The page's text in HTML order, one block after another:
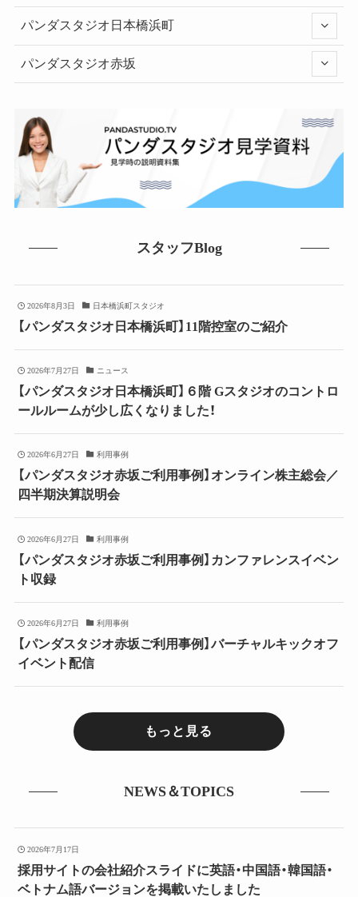
パンダスタジオ日本橋浜町
パンダスタジオ赤坂
スタッフBlog
2026年8月3日 日本橋浜町スタジオ
【パンダスタジオ日本橋浜町】11階控室のご紹介
2026年7月27日 ニュース
【パンダスタジオ日本橋浜町】６階 Gスタジオのコントロ
ールルームが少し広くなりました！
2026年6月27日 利用事例
【パンダスタジオ赤坂ご利用事例】オンライン株主総会／
四半期決算説明会
2026年6月27日 利用事例
【パンダスタジオ赤坂ご利用事例】カンファレンスイベン
ト収録
2026年6月27日 利用事例
【パンダスタジオ赤坂ご利用事例】バーチャルキックオフ
イベント配信
もっと見る
NEWS＆TOPICS
2026年7月17日
採用サイトの会社紹介スライドに英語・中国語・韓国語・
ベトナム語バージョンを掲載いたしました